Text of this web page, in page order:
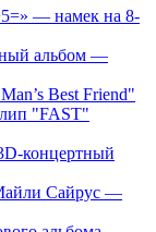
— намек на 8-
альбом —
Best Friend"
"FAST"
концертный
Сайрус —